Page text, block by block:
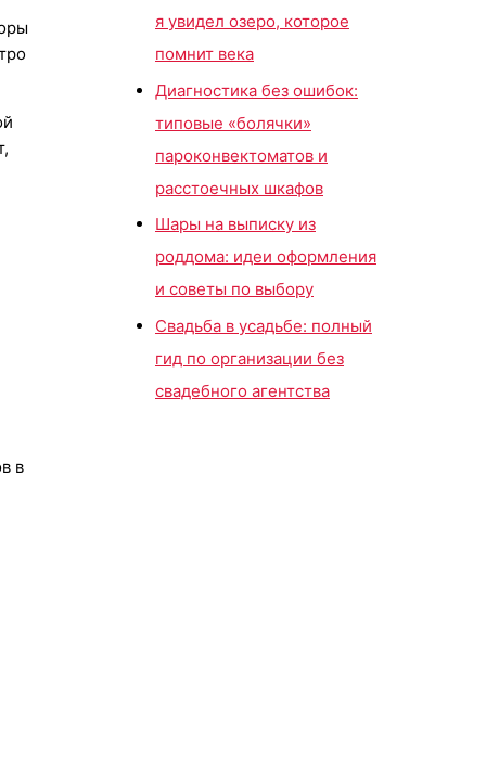
в
я увидел озеро, которое
помнит века
Диагностика без ошибок:
типовые «болячки»
пароконвектоматов и
расстоечных шкафов
Шары на выписку из
роддома: идеи оформления
и советы по выбору
Свадьба в усадьбе: полный
гид по организации без
свадебного агентства